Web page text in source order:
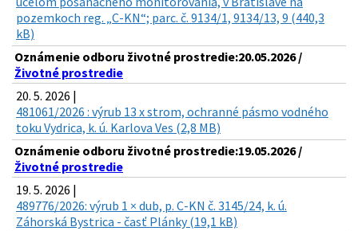
pozemkoch reg. „C-KN“; parc. č. 9134/1, 9134/13, 9 (440,3
kB)
Oznámenie odboru životné prostredie:20.05.2026 /
Životné prostredie
20. 5. 2026 |
481061/2026 : výrub 13 x strom, ochranné pásmo vodného
toku Vydrica, k. ú. Karlova Ves (2,8 MB)
Oznámenie odboru životné prostredie:19.05.2026 /
Životné prostredie
19. 5. 2026 |
489776/2026: výrub 1 × dub, p. C-KN č. 3145/24, k. ú.
Záhorská Bystrica - časť Plánky (19,1 kB)